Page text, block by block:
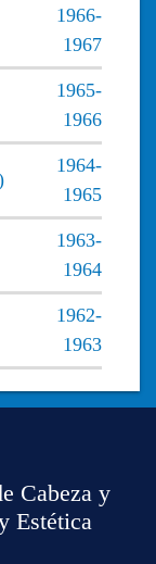
1966-
1967
1965-
1966
1964-
1965
1963-
1964
1962-
1963
Cabeza y
Estética